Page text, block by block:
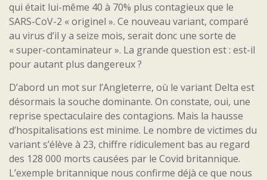
qui était lui-même 40 à 70% plus contagieux que le
SARS-CoV-2 « originel ». Ce nouveau variant, comparé
au virus d’il y a seize mois, serait donc une sorte de
« super-contaminateur ». La grande question est : est-il
pour autant plus dangereux ?
D’abord un mot sur l’Angleterre, où le variant Delta est
désormais la souche dominante. On constate, oui, une
reprise spectaculaire des contagions. Mais la hausse
d’hospitalisations est minime. Le nombre de victimes du
variant s’élève à 23, chiffre ridiculement bas au regard
des 128 000 morts causées par le Covid britannique.
L’exemple britannique nous confirme déjà ce que nous